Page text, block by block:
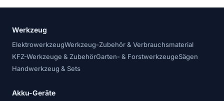
Werkzeug
ElektrowerkzeugWerkzeug-Zubehör & Verbrauchsmaterial
KFZ-Werkzeuge & ZubehörGarten- & ForstwerkzeugeSägen
Handwerkzeug & Sets
Akku-Geräte